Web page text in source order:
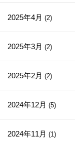
2025年4月 (2)
2025年3月 (2)
2025年2月 (2)
2024年12月 (5)
2024年11月 (1)